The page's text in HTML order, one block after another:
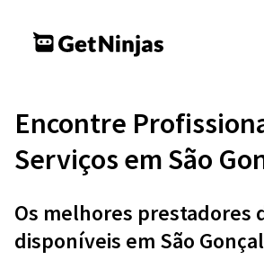
Encontre
Serviços em São
Os melhores prestadores
disponíveis em São